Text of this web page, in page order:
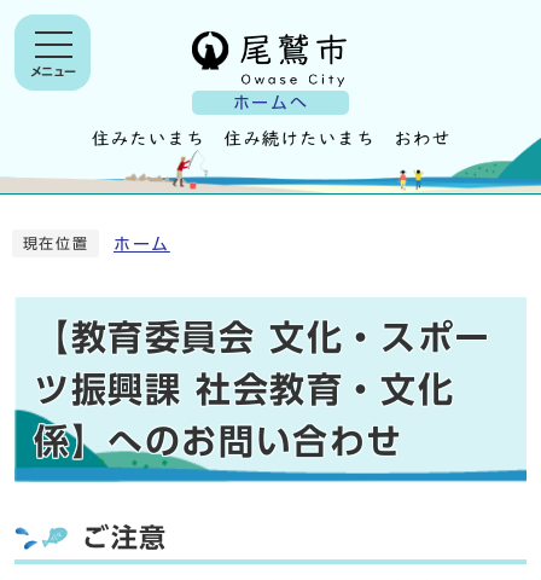
ホームへ
メニュー
現在位置 ホーム
【教育委員会 文化・スポー
ツ振興課 社会教育・文化
係】へのお問い合わせ
ご注意